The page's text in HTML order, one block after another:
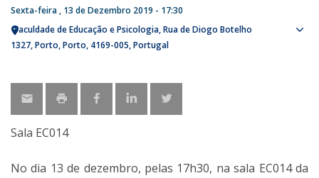
Sexta-feira , 13 de Dezembro 2019 - 17:30
Faculdade de Educação e Psicologia Rua de Diogo Botelho
1327 Porto Porto 4169-005 Portugal
Sala EC014
No dia 13 de dezembro, pelas 17h30, na sala EC014 da